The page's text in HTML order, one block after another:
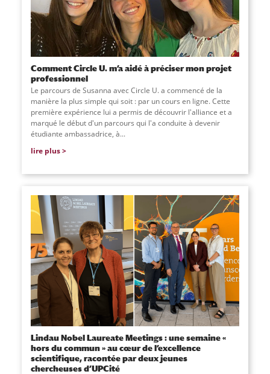
Comment Circle U. m’a aidé à préciser mon projet
professionnel
Le parcours de Susanna avec Circle U. a commencé de la
manière la plus simple qui soit : par un cours en ligne. Cette
première expérience lui a permis de découvrir l'alliance et a
marqué le début d'un parcours qui l'a conduite à devenir
étudiante ambassadrice, à...
lire plus
Lindau Nobel Laureate Meetings : une semaine «
hors du commun » au cœur de l’excellence
scientifique, racontée par deux jeunes
chercheuses d’UPCité